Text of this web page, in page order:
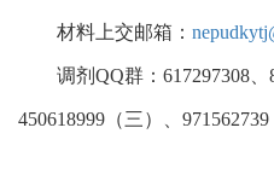
材料上交邮箱：
调剂 QQ群： 617297308
450618999 （三）、 971562739